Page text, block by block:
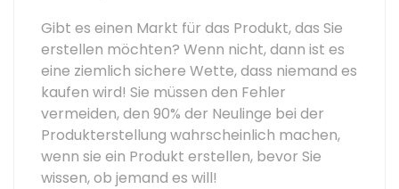
Gibt es einen Markt für das Produkt, das Sie
erstellen möchten? Wenn nicht, dann ist es
eine ziemlich sichere Wette, dass niemand es
kaufen wird! Sie müssen den Fehler
vermeiden, den 90% der Neulinge bei der
Produkterstellung wahrscheinlich machen,
wenn sie ein Produkt erstellen, bevor Sie
wissen, ob jemand es will!